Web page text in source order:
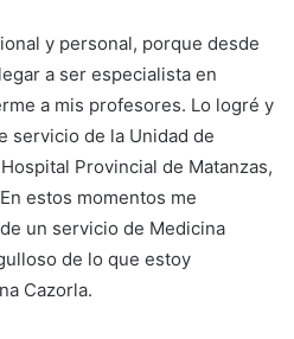
y personal, porque desde
a ser especialista en
a mis profesores. Lo logré y
servicio de la Unidad de
Provincial de Matanzas,
estos momentos me
un servicio de Medicina
de lo que estoy
Cazorla.